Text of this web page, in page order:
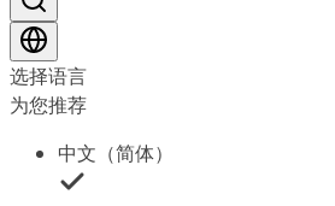
选择语言
为您推荐
中文（简体）